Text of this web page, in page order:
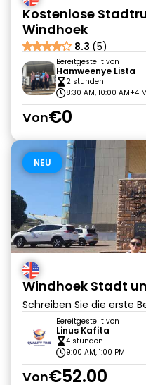
Kostenlose
Windhoek
8.3 (5)
Bereitgestellt von
Hamweenye Lista
2 stunden
8:30 AM, 10:00 AM+4
Von€0
NEU
Windhoek Stadt
Schreiben Sie die erste
Bereitgestellt von
Linus Kafita
4 stunden
9:00 AM, 1:00 PM
Von€52.00